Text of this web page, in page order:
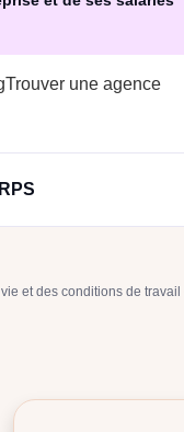
Trouver une agence
et des conditions de travail